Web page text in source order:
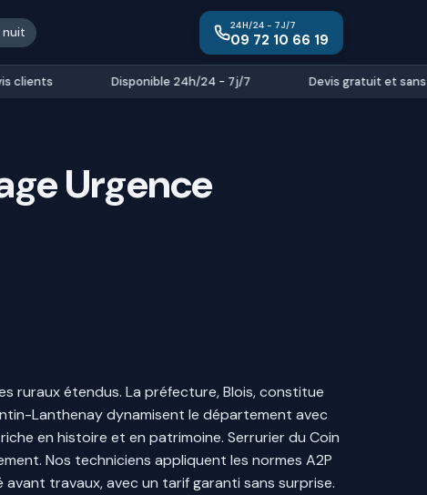
nuit 24H/24 - 7J/7
09 72 10 66 19
Disponible 24h/24 - 7j/7 Devis gratuit et sans
Urgence
ruraux étendus. La préfecture, Blois, constitue
Lanthenay dynamisent le département avec
en histoire et en patrimoine. Serrurier du Coin
Nos techniciens appliquent les normes A2P
travaux, avec un tarif garanti sans surprise.